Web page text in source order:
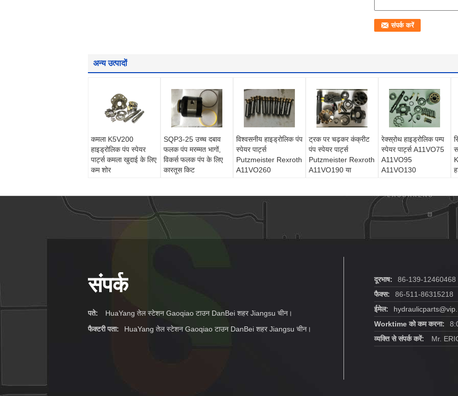
अन्य उत्पादों
कमला K5V200
हाइड्रोलिक पंप स्पेयर
पार्ट्स कमला खुदाई के लिए
कम शोर
SQP3-25 उच्च दबाव
फलक पंप मरम्मत भागों,
विकर्स फलक पंप के लिए
कारतूस किट
विश्वसनीय हाइड्रोलिक पंप
स्पेयर पार्ट्स
Putzmeister Rexroth
A11VO260
ट्रक पर चढ़कर कंक्रीट
पंप स्पेयर पार्ट्स
Putzmeister Rexroth
A11VO190 या
रेक्स्रोथ हाइड्रोलिक पम्प
स्पेयर पार्ट्स A11VO75
A11VO95
A11VO130
संपर्क
पते:
HuaYang तेल स्टेशन Gaoqiao टाउन DanBei शहर Jiangsu चीन।
फैक्टरी पता:
HuaYang तेल स्टेशन Gaoqiao टाउन DanBei शहर Jiangsu चीन।
दूरभाष:
86-139-12460468
फैक्स:
86-511-86315218
ईमेल:
Worktime को कम करना:
व्यक्ति से संपर्क करें:
Mr.